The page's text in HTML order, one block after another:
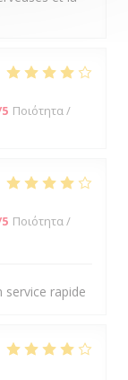
Ποιότητα /
Ποιότητα /
service rapide